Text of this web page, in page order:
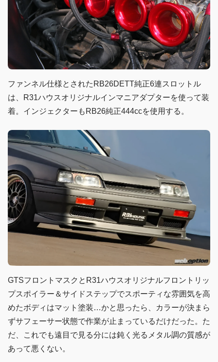
ファンネル仕様とされたRB26DETT純正6連スロットル
は、R31ハウスオリジナルインマニアダプターを使って装
着。インジェクターもRB26純正444ccを使用する。
GTSフロントマスクとR31ハウスオリジナルフロントリッ
プスポイラー＆サイドステップでスポーティな雰囲気を高
めたボディはマット塗装…かと思ったら、カラーが決まら
ずサフェーサー状態で作業が止まっているだけだった。た
だ、これでも遠目で見る分には鈍く光るメタル調の質感が
あって悪くない。